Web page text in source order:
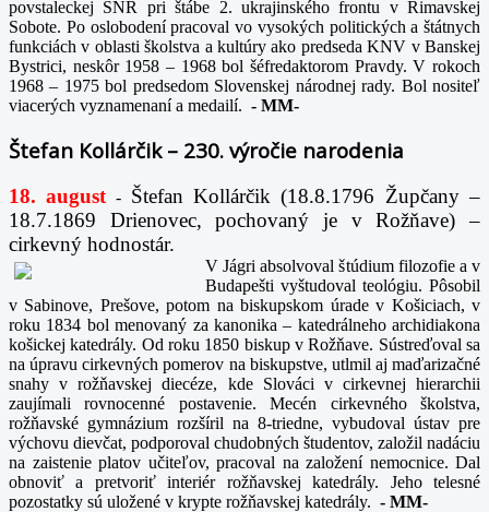
povstaleckej SNR pri štábe 2. ukrajinského frontu v Rimavskej
Sobote. Po oslobodení pracoval vo vysokých politických a štátnych
funkciách v oblasti školstva a kultúry ako predseda KNV v Banskej
Bystrici, neskôr 1958 – 1968 bol šéfredaktorom Pravdy. V rokoch
1968 – 1975 bol predsedom Slovenskej národnej rady. Bol nositeľ
viacerých vyznamenaní a medailí. - MM-
Štefan Kollárčik – 230. výročie narodenia
18. august -
Štefan Kollárčik (18.8.1796 Župčany –
18.7.1869 Drienovec, pochovaný je v Rožňave) –
cirkevný hodnostár.
V Jágri absolvoval štúdium filozofie a v
Budapešti vyštudoval teológiu. Pôsobil
v Sabinove, Prešove, potom na biskupskom úrade v Košiciach, v
roku 1834 bol menovaný za kanonika – katedrálneho archidiakona
košickej katedrály. Od roku 1850 biskup v Rožňave. Sústreďoval sa
na úpravu cirkevných pomerov na biskupstve, utlmil aj maďarizačné
snahy v rožňavskej diecéze, kde Slováci v cirkevnej hierarchii
zaujímali rovnocenné postavenie. Mecén cirkevného školstva,
rožňavské gymnázium rozšíril na 8-triedne, vybudoval ústav pre
výchovu dievčat, podporoval chudobných študentov, založil nadáciu
na zaistenie platov učiteľov, pracoval na založení nemocnice. Dal
obnoviť a pretvoriť interiér rožňavskej katedrály. Jeho telesné
pozostatky sú uložené v krypte rožňavskej katedrály. - MM-